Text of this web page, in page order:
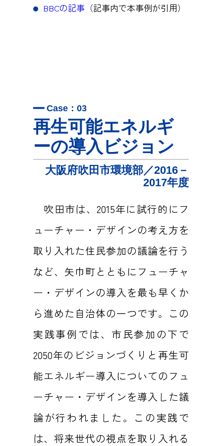
BBCの記事 （記事内で本事例が引用）
━━ Case：03
再生可能エネルギ
ーの導入ビジョン
大阪府吹田市環境部／2016－
2017年度
吹田市は、2015年に試行的にフ
ューチャー・デザインの考え方を
取り入れた住民参加の議論を行う
など、矢巾町とともにフューチャ
ー・デザインの導入を最も早くか
ら進めた自治体の一つです。この
実践事例では、市民参加の下で
2050年のビジョンづくりと再生可
能エネルギー導入についてのフュ
ーチャー・デザインを導入した議
論が行われました。この実践で
は、将来世代の視点を取り入れる